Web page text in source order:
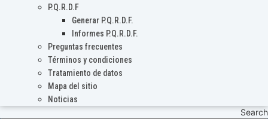
P.Q.R.D.F
Generar P.Q.R.D.F.
Informes P.Q.R.D.F.
Preguntas frecuentes
Términos y condiciones
Tratamiento de datos
Mapa del sitio
Noticias
Search